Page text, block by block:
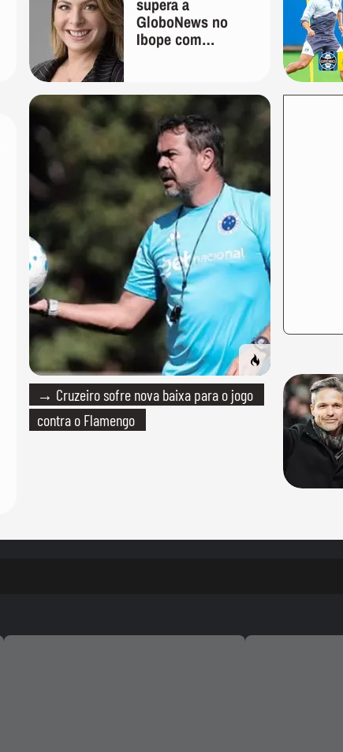
→ Cruzeiro sofre nova baixa para o jogo
contra o Flamengo
supera a
GloboNews no
Ibope com
do canal